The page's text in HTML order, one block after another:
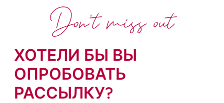
ХОТЕЛИ БЫ ВЫ
ОПРОБОВАТЬ
РАССЫЛКУ?
Don't miss out